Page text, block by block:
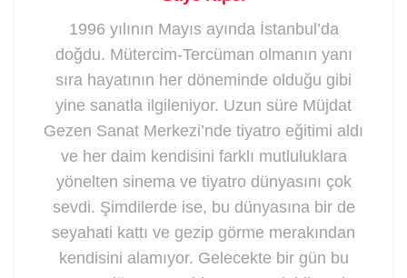
1996 yılının Mayıs ayında İstanbul’da
doğdu. Mütercim-Tercüman olmanın yanı
sıra hayatının her döneminde olduğu gibi
yine sanatla ilgileniyor. Uzun süre Müjdat
Gezen Sanat Merkezi’nde tiyatro eğitimi aldı
ve her daim kendisini farklı mutluluklara
yönelten sinema ve tiyatro dünyasını çok
sevdi. Şimdilerde ise, bu dünyasına bir de
seyahati kattı ve gezip görme merakından
kendisini alamıyor. Gelecekte bir gün bu